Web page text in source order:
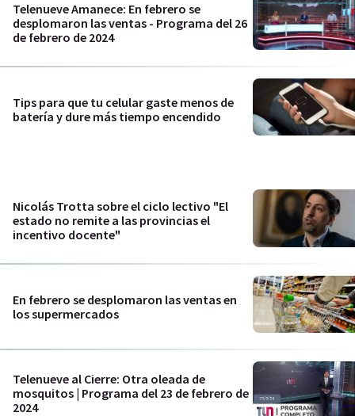
Telenueve Amanece: En febrero se
desplomaron las ventas - Programa del 26
de febrero de 2024
Tips para que tu celular gaste menos de
batería y dure más tiempo encendido
Nicolás Trotta sobre el ciclo lectivo "El
estado no remite a las provincias el
incentivo docente"
En febrero se desplomaron las ventas en
los supermercados
Telenueve al Cierre: Otra oleada de
mosquitos | Programa del 23 de febrero de
2024